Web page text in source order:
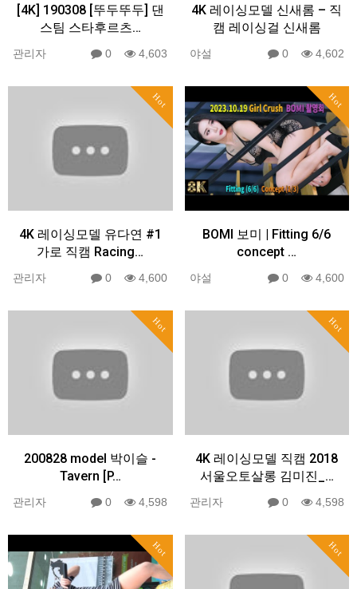
[4K] 190308 [뚜두뚜두] 댄
스팀 스타후르츠…
관리자 0 4,603
4K 레이싱모델 신새롬 – 직
캠 레이싱걸 신새롬
야설 0 4,602
Hot
4K 레이싱모델 유다연 #1
가로 직캠 Racing…
관리자 0 4,600
Hot
BOMI 보미 | Fitting 6/6
concept …
야설 0 4,600
Hot
200828 model 박이슬 -
Tavern [P…
관리자 0 4,598
Hot
4K 레이싱모델 직캠 2018
서울오토살롱 김미진_…
관리자 0 4,598
Hot Hot